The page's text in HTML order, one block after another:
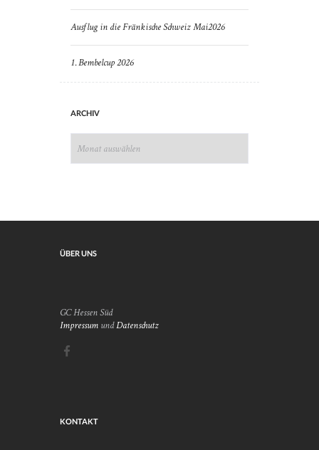
Ausflug in die Fränkische Schweiz Mai2026
1. Bembelcup 2026
ARCHIV
ÜBER UNS
GC Hessen Süd
Impressum undDatenschutz
KONTAKT